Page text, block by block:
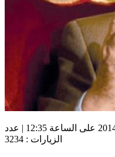
زووم تونيزيا | الثلاثاء، 4 نوفمبر، 2014 على الساعة 12:35 | عدد
الزيارات : 3234